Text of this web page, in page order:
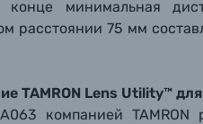
конце минимальная
расстоянии 75 мм
TAMRON Lens Utility™
компанией TAMRON